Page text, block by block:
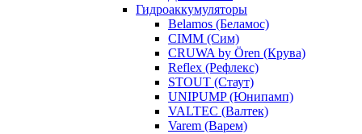
Гидроаккумуляторы
Belamos (Беламос)
CIMM (Сим)
CRUWA by Ören (Крува)
Reflex (Рефлекс)
STOUT (Стаут)
UNIPUMP (Юнипамп)
VALTEC (Валтек)
Varem (Варем)